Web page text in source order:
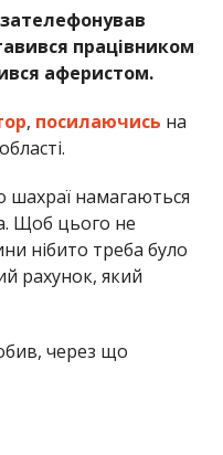
працівником
аферистом.
, посилаючись на
шахраї намагаються
Щоб цього не
нібито треба було
рахунок, який
через що